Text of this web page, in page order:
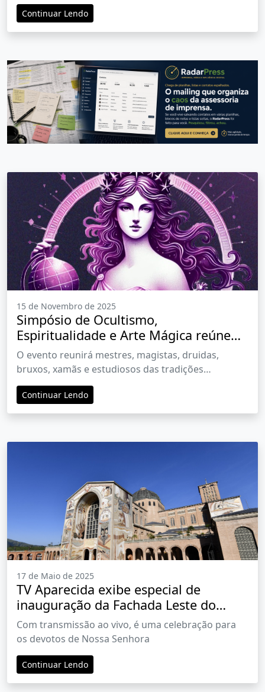
Continuar Lendo
15 de Novembro de 2025
Simpósio de Ocultismo,
Espiritualidade e Arte Mágica reúne
expoentes e líderes em São Paulo de
20 a 23 de novembro
O evento reunirá mestres, magistas, druidas,
bruxos, xamãs e estudiosos das tradições
esotéricas ocidentais e orientais
Continuar Lendo
17 de Maio de 2025
TV Aparecida exibe especial de
inauguração da Fachada Leste do
Santuário Nacional neste sábado, dia
17
Com transmissão ao vivo, é uma celebração para
os devotos de Nossa Senhora
Continuar Lendo